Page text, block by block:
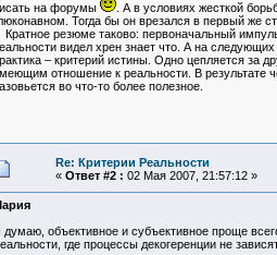
на форумы
. А в условиях жесткой
Тогда бы он врезался в первый же
резюме таково: первоначальный
видел хрен знает что. А на
– критерий истины. Одно цепляется за
отношение к реальности. В результате
во что-то более полезное.
Re: Критерии Реальности
« Ответ #2 : 02 Мая 2007, 21:57:12 »
думаю, объективное и субъективное проще
где процессы декогеренции не